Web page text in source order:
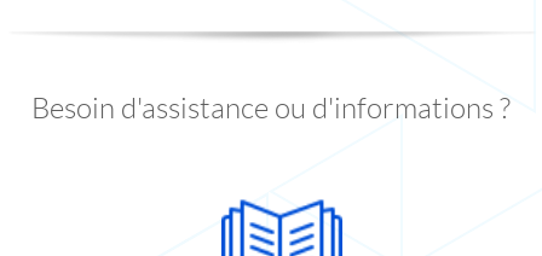
Besoin d'assistance ou d'informations ?